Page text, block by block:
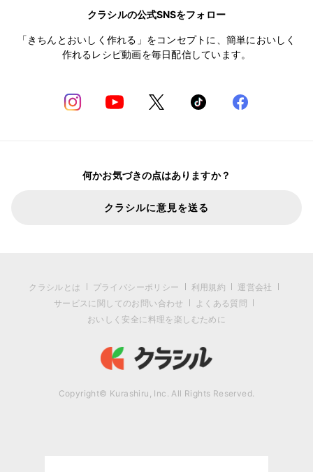
クラシルの公式SNSをフォロー
「きちんとおいしく作れる」をコンセプトに、簡単においしく
作れるレシピ動画を毎日配信しています。
何かお気づきの点はありますか？
クラシルに意見を送る
クラシルとは プライバシーポリシー 利用規約
運営会社
サービスに関してのお問い合わせ
よくある質問
おいしく安全に料理を楽しむために
Copyright© Kurashiru, Inc. All Rights Reserved.